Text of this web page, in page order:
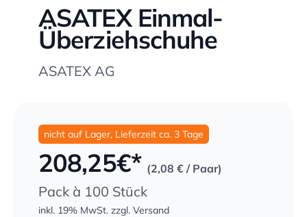
ASATEX Einmal-
Überziehschuhe
ASATEX AG
nicht auf Lager, Lieferzeit ca. 3 Tage
208,25€* (2,08 € / Paar)
Pack à 100 Stück
inkl. 19% MwSt. zzgl. Versand